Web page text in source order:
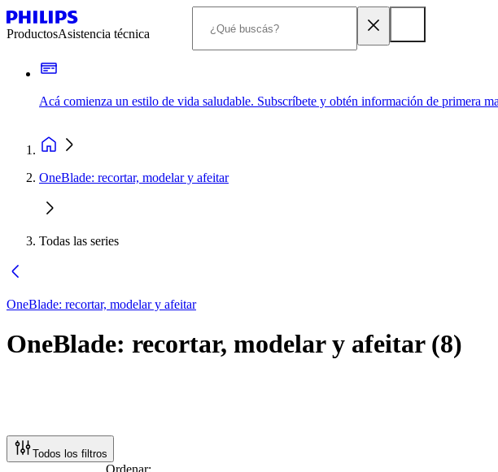
ProductosAsistencia técnica
Acá comienza un estilo de vida saludable. Subscríbete y obtén información de primera
OneBlade: recortar, modelar y afeitar
Todas las series
OneBlade: recortar, modelar y afeitar
OneBlade: recortar, modelar y afeitar(8)
Todos los filtros
Ordenar: